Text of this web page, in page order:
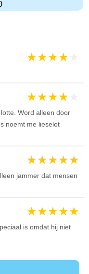
★★★★
★★★★
Word alleen door
noemt me lieselot
★★★★★
jammer dat mensen
★★★★★
is omdat hij niet